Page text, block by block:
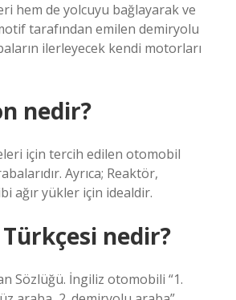
hem de yolcuyu bağlayarak ve
tarafından emilen demiryolu
ilerleyecek kendi motorları
nedir?
için tercih edilen otomobil
Ayrıca; Reaktör,
ağır yükler için idealdir.
nedir?
Sözlüğü. İngiliz otomobili “1.